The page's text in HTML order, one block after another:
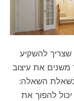
שצריך להשקיע
את עיצוב
השאלה:
להפוך את